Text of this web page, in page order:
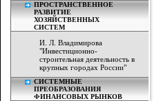
ПРОСТРАНСТВЕННОЕ
РАЗВИТИЕ
ХОЗЯЙСТВЕННЫХ
СИСТЕМ
И. Л. Владимирова
"Инвестиционно-
строительная деятельность в
крупных городах России"
СИСТЕМНЫЕ
ПРЕОБРАЗОВАНИЯ
ФИНАНСОВЫХ РЫНКОВ